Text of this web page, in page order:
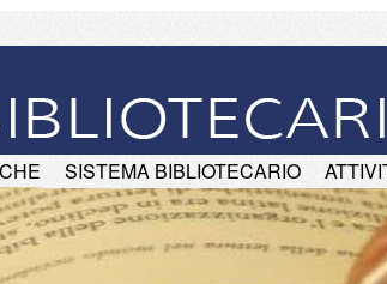
SISTEMA BIBLIOTECARIO